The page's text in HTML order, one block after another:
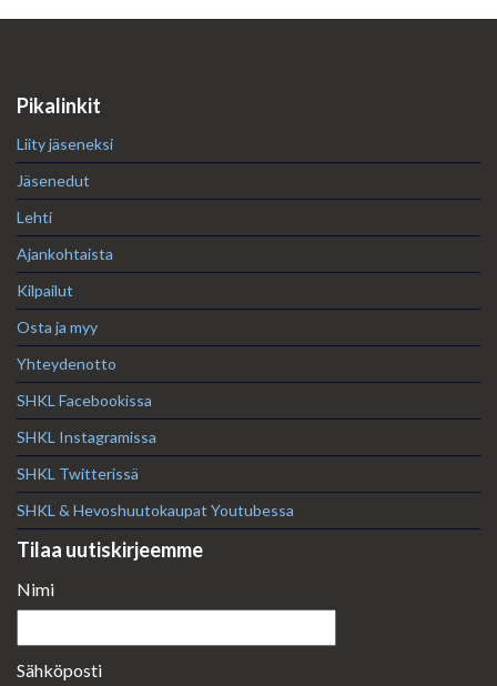
Pikalinkit
Liity jäseneksi
Jäsenedut
Lehti
Ajankohtaista
Kilpailut
Osta ja myy
Yhteydenotto
SHKL Facebookissa
SHKL Instagramissa
SHKL Twitterissä
SHKL & Hevoshuutokaupat Youtubessa
Tilaa uutiskirjeemme
Nimi
Sähköposti